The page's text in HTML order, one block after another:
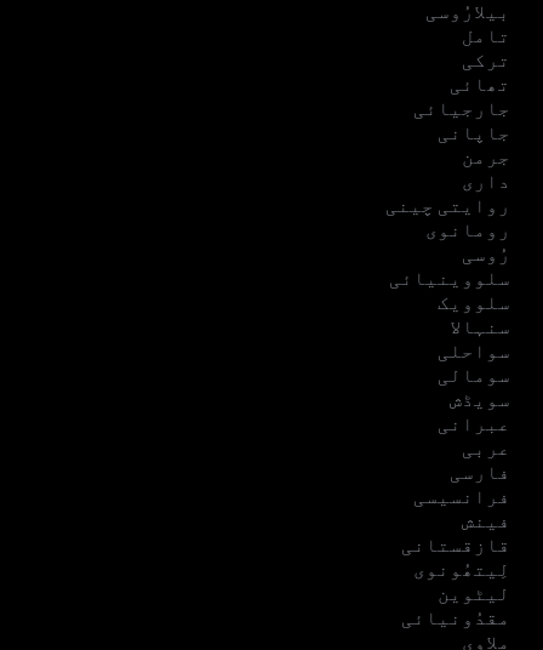
بیلارُوسی
تامل
ترکی
تھائی
جارجیائی
جاپانی
جرمن
داری
روایتی چینی
رومانوی
رُوسی
سلووینیائی
سلوویک
سنہالا
سواحلی
سومالی
سویڈش
عبرانی
عربی
فارسی
فرانسیسی
فینش
قازقستانی
لِیتھُونوی
لیٹوین
مقدُونیائی
ملاوی